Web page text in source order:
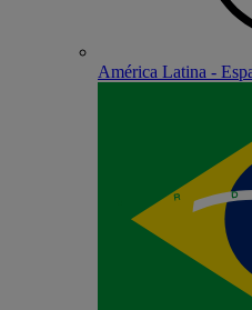
América Latina -